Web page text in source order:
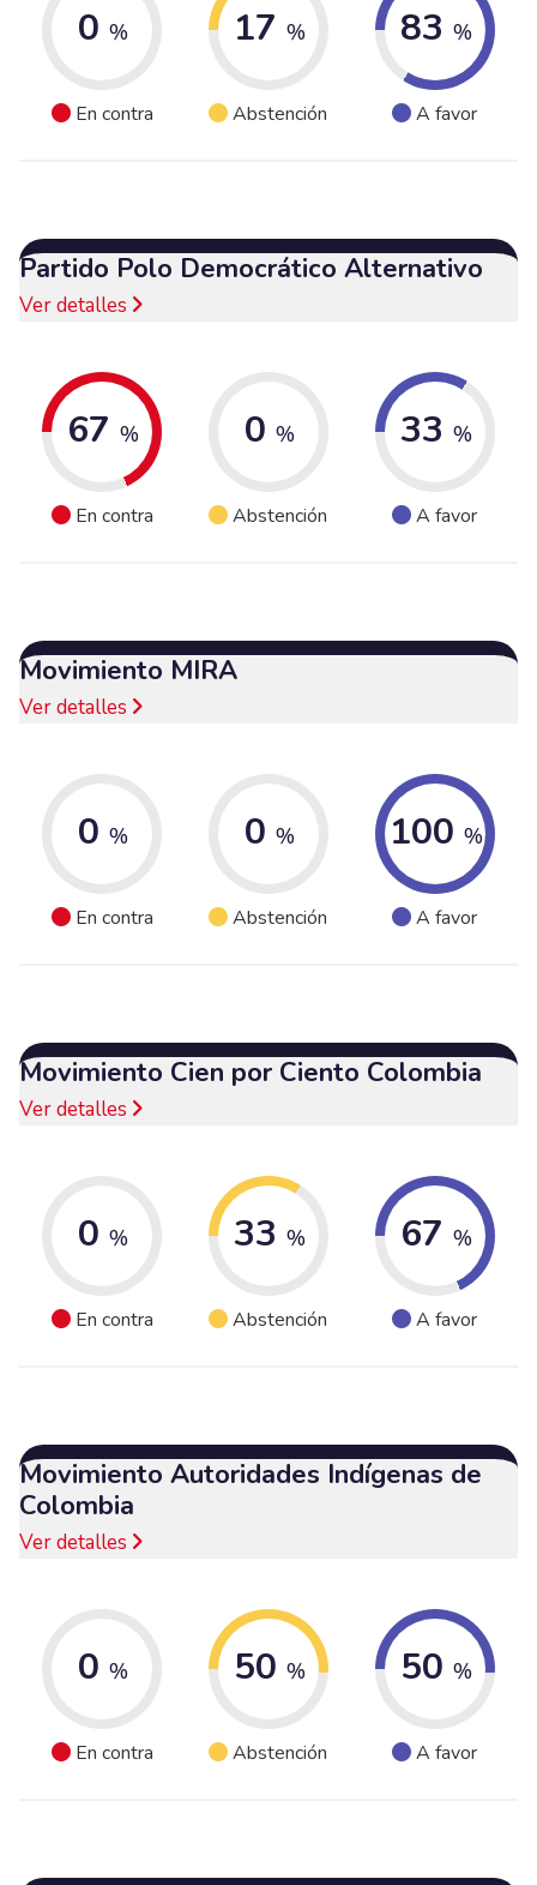
0 %
En contra
17 %
Abstención
83 %
A favor
Partido Polo Democrático Alternativo
Ver detalles
67 %
En contra
0 %
Abstención
33 %
A favor
Movimiento MIRA
Ver detalles
0 %
En contra
0 %
Abstención
100 %
A favor
Movimiento Cien por Ciento Colombia
Ver detalles
0 %
En contra
33 %
Abstención
67 %
A favor
Movimiento Autoridades Indígenas de
Colombia
Ver detalles
0 %
En contra
50 %
Abstención
50 %
A favor